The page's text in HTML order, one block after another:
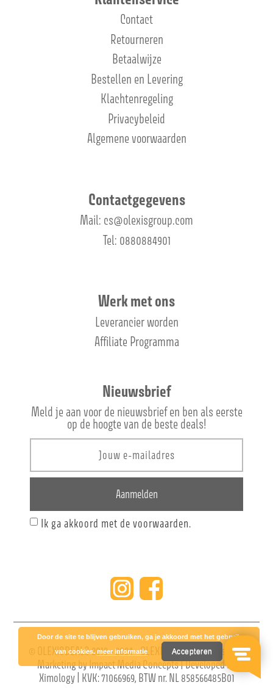
Contact
Retourneren
Betaalwijze
Bestellen en Levering
Klachtenregeling
Privacybeleid
Algemene voorwaarden
Contactgegevens
Mail: cs@olexisgroup.com
Tel: 0880884901
Werk met ons
Leverancier worden
Affiliate Programma
Nieuwsbrief
Meld je aan voor de nieuwsbrief en ben als eerste
op de hoogte van de beste deals!
Ik ga akkoord met de voorwaarden.
Aanmelden
© OLEXISDEALS 2019 - 2024 - OLEXIS Group BV | Design &
Marketing byImpact Media Concepts| Developed by
Ximology| KVK: 71066969, BTW nr. NL 858566485B01
Door de site te blijven gebruiken, ga je akkoord met het gebruik
van cookies.meer informatie Accepteren